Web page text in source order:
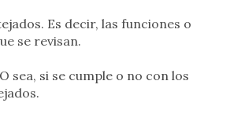
Es decir, las funciones o
se revisan.
O sea, si se cumple o no con los